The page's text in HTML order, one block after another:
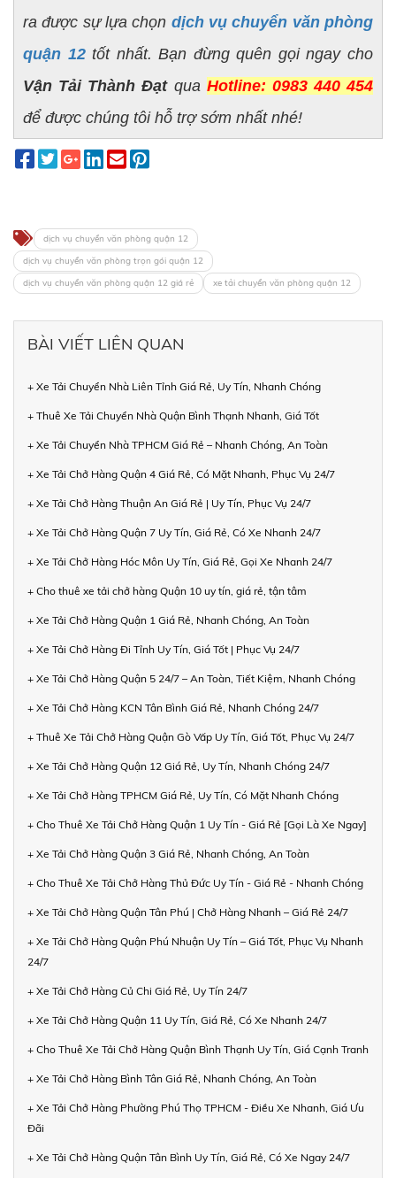
ra được sự lựa chọn dịch vụ chuyển văn phòng
quận 12tốt nhất. Bạn đừng quên gọi ngay cho
Vận Tải Thành Đạtqua Hotline: 0983 440 454
để được chúng tôi hỗ trợ sớm nhất nhé!
dịch vụ chuyển văn phòng quận 12
dịch vụ chuyển văn phòng trọn gói quận 12
dịch vụ chuyển văn phòng quận 12 giá rẻ
xe tải chuyển văn phòng quận 12
BÀI VIẾT LIÊN QUAN
+ Xe Tải Chuyển Nhà Liên Tỉnh Giá Rẻ, Uy Tín, Nhanh Chóng
+ Thuê Xe Tải Chuyển Nhà Quận Bình Thạnh Nhanh, Giá Tốt
+ Xe Tải Chuyển Nhà TPHCM Giá Rẻ – Nhanh Chóng, An Toàn
+ Xe Tải Chở Hàng Quận 4 Giá Rẻ, Có Mặt Nhanh, Phục Vụ 24/7
+ Xe Tải Chở Hàng Thuận An Giá Rẻ | Uy Tín, Phục Vụ 24/7
+ Xe Tải Chở Hàng Quận 7 Uy Tín, Giá Rẻ, Có Xe Nhanh 24/7
+ Xe Tải Chở Hàng Hóc Môn Uy Tín, Giá Rẻ, Gọi Xe Nhanh 24/7
+ Cho thuê xe tải chở hàng Quận 10 uy tín, giá rẻ, tận tâm
+ Xe Tải Chở Hàng Quận 1 Giá Rẻ, Nhanh Chóng, An Toàn
+ Xe Tải Chở Hàng Đi Tỉnh Uy Tín, Giá Tốt | Phục Vụ 24/7
+ Xe Tải Chở Hàng Quận 5 24/7 – An Toàn, Tiết Kiệm, Nhanh Chóng
+ Xe Tải Chở Hàng KCN Tân Bình Giá Rẻ, Nhanh Chóng 24/7
+ Thuê Xe Tải Chở Hàng Quận Gò Vấp Uy Tín, Giá Tốt, Phục Vụ 24/7
+ Xe Tải Chở Hàng Quận 12 Giá Rẻ, Uy Tín, Nhanh Chóng 24/7
+ Xe Tải Chở Hàng TPHCM Giá Rẻ, Uy Tín, Có Mặt Nhanh Chóng
+ Cho Thuê Xe Tải Chở Hàng Quận 1 Uy Tín - Giá Rẻ [Gọi Là Xe Ngay]
+ Xe Tải Chở Hàng Quận 3 Giá Rẻ, Nhanh Chóng, An Toàn
+ Cho Thuê Xe Tải Chở Hàng Thủ Đức Uy Tín - Giá Rẻ - Nhanh Chóng
+ Xe Tải Chở Hàng Quận Tân Phú | Chở Hàng Nhanh – Giá Rẻ 24/7
+ Xe Tải Chở Hàng Quận Phú Nhuận Uy Tín – Giá Tốt, Phục Vụ Nhanh
24/7
+ Xe Tải Chở Hàng Củ Chi Giá Rẻ, Uy Tín 24/7
+ Xe Tải Chở Hàng Quận 11 Uy Tín, Giá Rẻ, Có Xe Nhanh 24/7
+ Cho Thuê Xe Tải Chở Hàng Quận Bình Thạnh Uy Tín, Giá Cạnh Tranh
+ Xe Tải Chở Hàng Bình Tân Giá Rẻ, Nhanh Chóng, An Toàn
+ Xe Tải Chở Hàng Phường Phú Thọ TPHCM - Điều Xe Nhanh, Giá Ưu
Đãi
+ Xe Tải Chở Hàng Quận Tân Bình Uy Tín, Giá Rẻ, Có Xe Ngay 24/7